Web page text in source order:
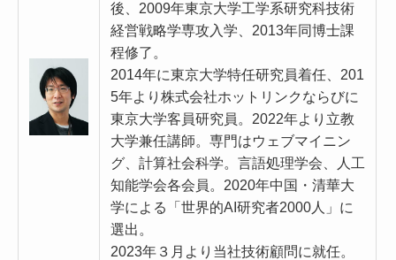
後、2009年東京大学工学系研究科技術
経営戦略学専攻入学、2013年同博士課
程修了。
2014年に東京大学特任研究員着任、201
5年より株式会社ホットリンクならびに
東京大学客員研究員。2022年より立教
大学兼任講師。専門はウェブマイニン
グ、計算社会科学。言語処理学会、人工
知能学会各会員。2020年中国・清華大
学による「世界的AI研究者2000人」に
選出。
2023年３月より当社技術顧問に就任。